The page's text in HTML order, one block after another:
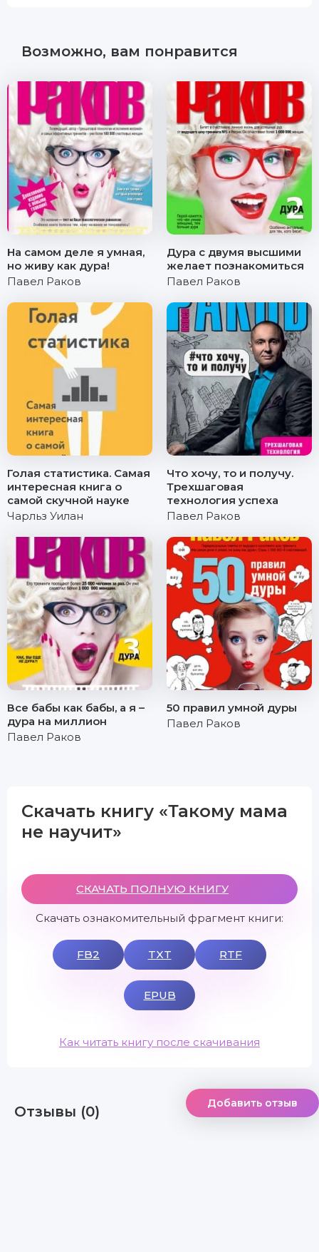
Возможно, вам понравится
На самом деле я умная,
но живу как дура!
Павел Раков
Дура с двумя высшими
желает познакомиться
Павел Раков
Голая статистика. Самая
интересная книга о
самой скучной науке
Чарльз Уилан
Что хочу, то и получу.
Трехшаговая
технология успеха
Павел Раков
Все бабы как бабы, а я –
дура на миллион
Павел Раков
50 правил умной дуры
Павел Раков
Скачать книгу «Такому мама
не научит»
СКАЧАТЬ ПОЛНУЮ КНИГУ
Скачать ознакомительный фрагмент книги:
FB2 TXT RTF
EPUB
Как читать книгу после скачивания
Отзывы (0) Добавить отзыв